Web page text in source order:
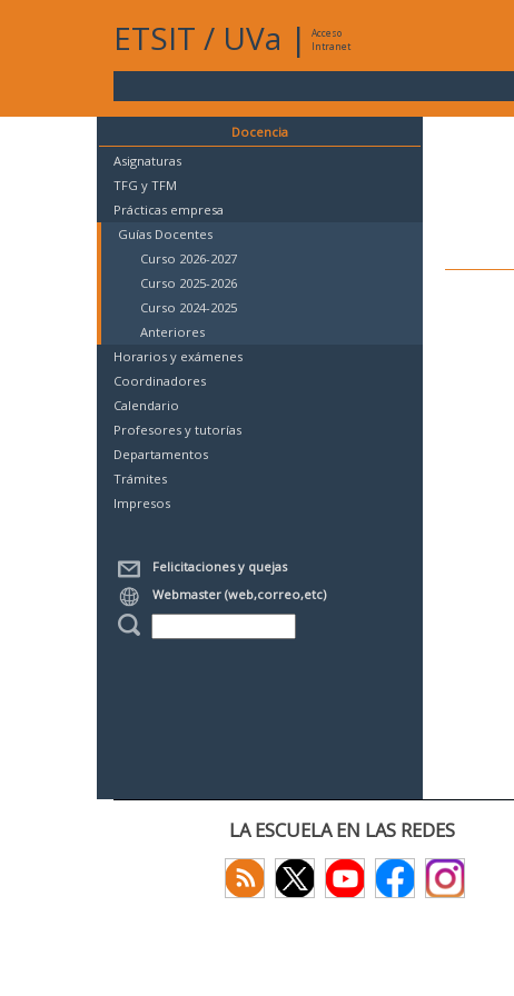
ETSIT / UVa |
Acceso
Intranet
Docencia
Asignaturas
TFG y TFM
Prácticas empresa
Guías Docentes
Curso 2026-2027
Curso 2025-2026
Curso 2024-2025
Anteriores
Horarios y exámenes
Coordinadores
Calendario
Profesores y tutorías
Departamentos
Trámites
Impresos
Felicitaciones y quejas
Webmaster (web,correo,etc)
LA ESCUELA EN LAS REDES